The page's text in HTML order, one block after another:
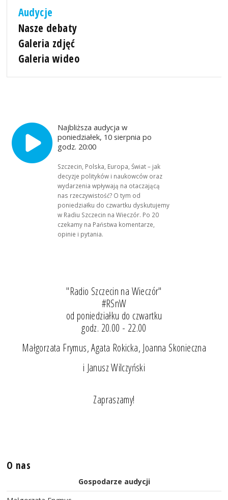
Audycje
Nasze debaty
Galeria zdjęć
Galeria wideo
Najbliższa audycja w
poniedziałek, 10 sierpnia po
godz. 20:00
Szczecin, Polska, Europa, Świat – jak
decyzje polityków i naukowców oraz
wydarzenia wpływają na otaczającą
nas rzeczywistość? O tym od
poniedziałku do czwartku dyskutujemy
w Radiu Szczecin na Wieczór. Po 20
czekamy na Państwa komentarze,
opinie i pytania.
"Radio Szczecin na Wieczór"
#RSnW
od poniedziałku do czwartku
godz. 20.00 - 22.00
Małgorzata Frymus, Agata Rokicka, Joanna Skonieczna
i Janusz Wilczyński
Zapraszamy!
O nas
Gospodarze audycji